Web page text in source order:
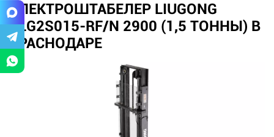
ЭЛЕКТРОШТАБЕЛЕР LIUGONG
CLG2S015-RF/N 2900 (1,5 ТОННЫ) В
КРАСНОДАРЕ